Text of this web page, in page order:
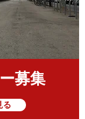
募集
る